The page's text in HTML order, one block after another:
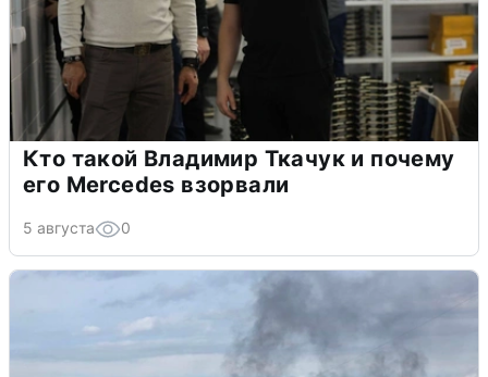
Кто такой Владимир Ткачук и почему
его Mercedes взорвали
5 августа 0